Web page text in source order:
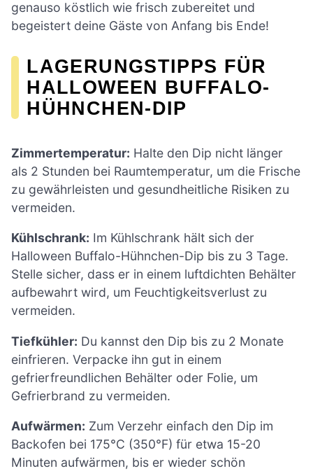
genauso köstlich wie frisch zubereitet und
begeistert deine Gäste von Anfang bis Ende!
LAGERUNGSTIPPS FÜR
HALLOWEEN BUFFALO-
HÜHNCHEN-DIP
Zimmertemperatur: Halte den Dip nicht länger
als 2 Stunden bei Raumtemperatur, um die Frische
zu gewährleisten und gesundheitliche Risiken zu
vermeiden.
Kühlschrank: Im Kühlschrank hält sich der
Halloween Buffalo-Hühnchen-Dip bis zu 3 Tage.
Stelle sicher, dass er in einem luftdichten Behälter
aufbewahrt wird, um Feuchtigkeitsverlust zu
vermeiden.
Tiefkühler: Du kannst den Dip bis zu 2 Monate
einfrieren. Verpacke ihn gut in einem
gefrierfreundlichen Behälter oder Folie, um
Gefrierbrand zu vermeiden.
Aufwärmen: Zum Verzehr einfach den Dip im
Backofen bei 175°C (350°F) für etwa 15-20
Minuten aufwärmen, bis er wieder schön